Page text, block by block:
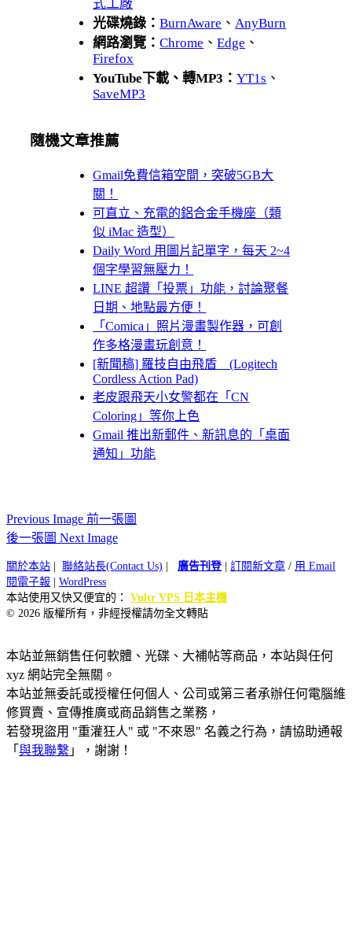
式工廠
光碟燒錄：BurnAware 、 AnyBurn
網路瀏覽：Chrome 、Edge 、
Firefox
YouTube下載、轉MP3：YT1s 、
SaveMP3
隨機文章推薦
Gmail免費信箱空間，突破5GB大
關！
可直立、充電的鋁合金手機座（類
似 iMac 造型）
Daily Word 用圖片記單字，每天 2~4
個字學習無壓力！
LINE 超讚「投票」功能，討論聚餐
日期、地點最方便！
「Comica」照片漫畫製作器，可創
作多格漫畫玩創意！
[新聞稿] 羅技自由飛盾 (Logitech
Cordless Action Pad)
老皮跟飛天小女警都在「CN
Coloring」等你上色
Gmail 推出新郵件、新訊息的「桌面
通知」功能
Previous Image 前一張圖
後一張圖 Next Image
關於本站 聯絡站長(Contact Us) 廣告刊登| 訂閱新文章 / 用 Email
閱電子報
WordPress
本站使用又快又便宜的： Vultr VPS 日本主機
© 2026 版權所有，非經授權請勿全文轉貼
本站並無銷售任何軟體、光碟、大補帖等商品，本站與任何
xyz 網站完全無關。
本站並無委託或授權任何個人、公司或第三者承辦任何電腦維
修買賣、宣傳推廣或商品銷售之業務，
若發現盜用 "重灌狂人" 或 "不來恩" 名義之行為，請協助通報
「 與我聯繫 」，謝謝！